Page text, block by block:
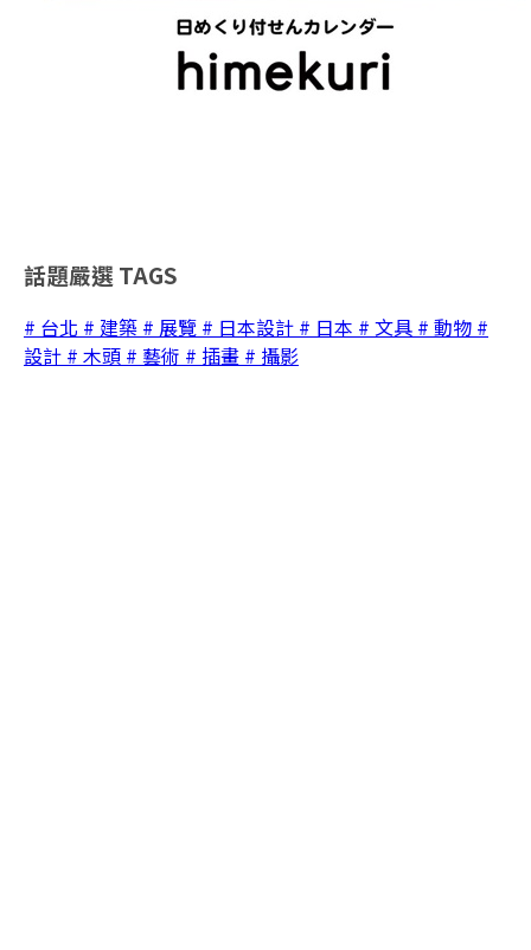
話題嚴選 TAGS
# 台北 # 建築 # 展覽 # 日本設計 # 日本 # 文具 # 動物 #
設計 # 木頭 # 藝術 # 插畫 # 攝影